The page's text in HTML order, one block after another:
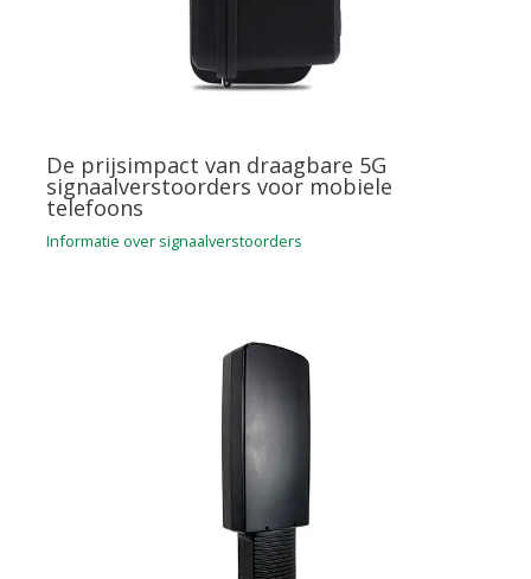
De prijsimpact van draagbare 5G
signaalverstoorders voor mobiele
telefoons
Informatie over signaalverstoorders